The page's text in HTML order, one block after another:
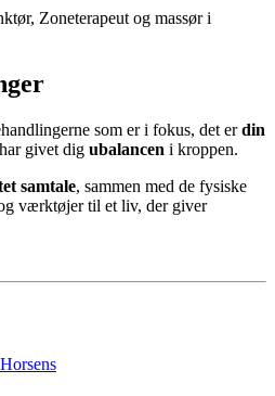
som er i fokus, det erdin
givet dig ubalancen i kroppen.
samtale, sammen med de fysiske
værktøjer til et liv, der giver